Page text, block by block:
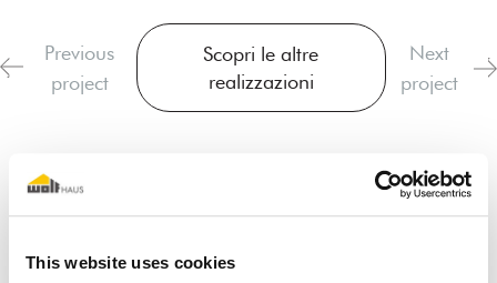
This website uses cookies
Previous
project
Scopri le altre
realizzazioni
Next
project